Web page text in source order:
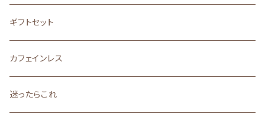
バランスの良い味と香り
ブレンド
ギフトセット
カフェインレス
迷ったらこれ